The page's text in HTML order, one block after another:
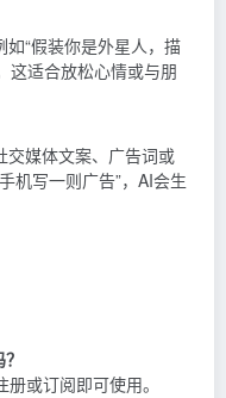
“假装你是外星人，描
这适合放松心情或与朋
交媒体文案、广告词或
机写一则广告”，AI会生
或订阅即可使用。